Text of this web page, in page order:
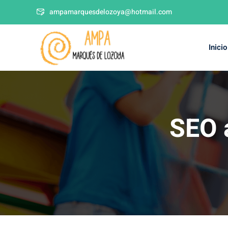
ampamarquesdelozoya@hotmail.com
Inicio